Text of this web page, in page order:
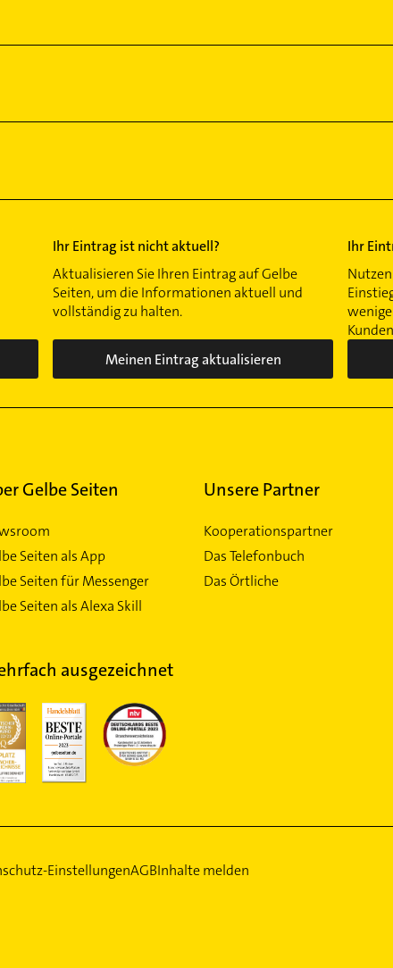
Ihr Eintrag ist nicht aktuell?
Aktualisieren Sie Ihren Eintrag auf Gelbe
Seiten, um die Informationen aktuell und
vollständig zu halten.
Meinen Eintrag aktualisieren
Ihr
Gelbe Seiten
Seiten als App
Seiten für Messenger
Seiten als Alexa Skill
Unsere Partner
Kooperationspartner
Das Telefonbuch
Das Örtliche
ausgezeichnet
EinstellungenAGBInhalte melden